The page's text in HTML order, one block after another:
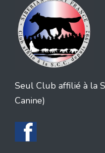
Seul Club affilié à la
Canine)